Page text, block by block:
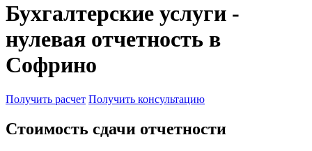
Бухгалтерские услуги -
нулевая отчетность в
Софрино
Получить расчет Получить консультацию
Cтоимость сдачи отчетности